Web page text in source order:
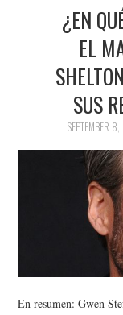
¿EN
EL
SUS
SEPTEMBER
En resumen: Gwen